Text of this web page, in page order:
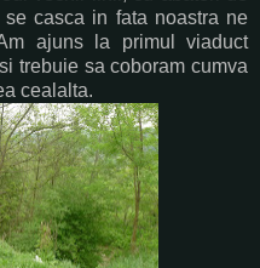
casca in fata noastra ne
ajuns la primul viaduct
trebuie sa coboram cumva
cealalta.